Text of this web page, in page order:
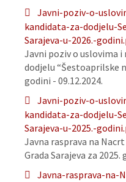
Javni-poziv-o-
kandidata-za-dodjelu-
Sarajeva-u-2026.-
Javni poziv o uslovima
dodjelu “Šestoaprilske
godini - 09.12.2024.
Javni-poziv-o-
kandidata-za-dodjelu-
Sarajeva-u-2025.-
Javna rasprava na
Grada Sarajeva za 2025.
Javna-rasprava-na-